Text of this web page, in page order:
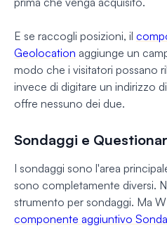
E se raccogli posizioni, il
Geolocation aggiunge un
modo che i visitatori possano
invece di digitare un indirizzo
offre nessuno dei due.
Sondaggi e
I sondaggi sono l'area
sono completamente diversi.
strumento per sondaggi. Ma
componente aggiuntivo